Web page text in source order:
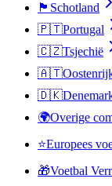
🏴󠁧󠁢󠁳󠁣󠁴󠁿 Schotland
🇵🇹Portugal
🇨🇿Tsjechië
🇦🇹
🇩🇰
🌍Overige
⭐Europees
🎁Voetbal